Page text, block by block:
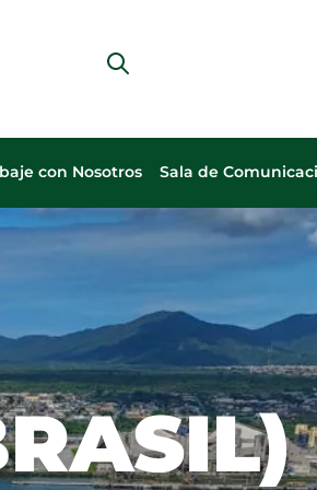
sostenible
de los
para las
y futuras.
y
de
y
un
con Nosotros
el
Eldorado
Sala de
Mantenemos un vínculo
transparente con los
periodistas y medios
locales, regionales y
nacionales.